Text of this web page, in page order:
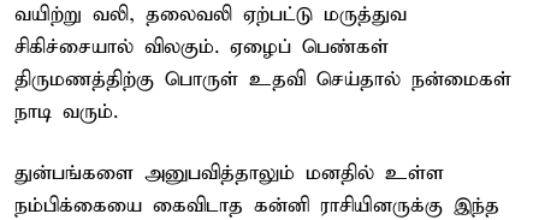
வயிற்று வலி, தலைவலி ஏற்பட்டு மருத்துவ
சிகிச்சையால் விலகும். ஏழைப் பெண்கள்
திருமணத்திற்கு பொருள் உதவி செய்தால் நன்மைகள்
நாடி வரும்.
துன்பங்களை அனுபவித்தாலும் மனதில் உள்ள
நம்பிக்கையை கைவிடாத கன்னி ராசியினருக்கு இந்த